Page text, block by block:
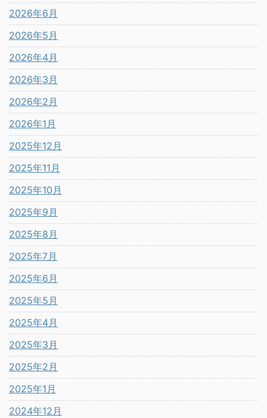
2026年6月
2026年5月
2026年4月
2026年3月
2026年2月
2026年1月
2025年12月
2025年11月
2025年10月
2025年9月
2025年8月
2025年7月
2025年6月
2025年5月
2025年4月
2025年3月
2025年2月
2025年1月
2024年12月